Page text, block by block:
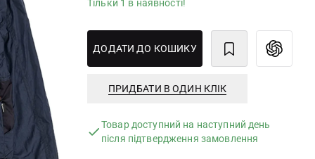
Тільки 1 в наявності!
ДОДАТИ ДО КОШИКУ
ПРИДБАТИ В ОДИН КЛІК
Товар доступний на наступний день
після підтвердження замовлення